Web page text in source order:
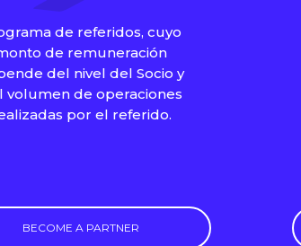
de referidos, cuyo
de remuneración
del nivel del Socio y
volumen de operaciones
por el referido.
BECOME A PARTNER